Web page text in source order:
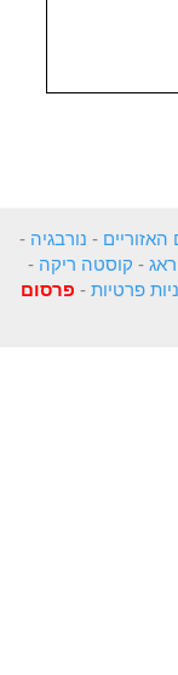
האזוריים - נורבגיה -
- קוסטה ריקה -
פרטיות - פרסום